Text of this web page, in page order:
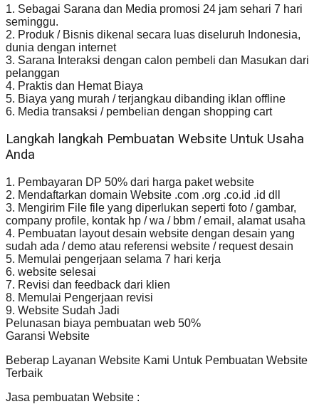
1. Sebagai Sarana dan Media promosi 24 jam sehari 7 hari
seminggu.
2. Produk / Bisnis dikenal secara luas diseluruh Indonesia,
dunia dengan internet
3. Sarana Interaksi dengan calon pembeli dan Masukan dari
pelanggan
4. Praktis dan Hemat Biaya
5. Biaya yang murah / terjangkau dibanding iklan offline
6. Media transaksi / pembelian dengan shopping cart
Langkah langkah Pembuatan Website Untuk Usaha
Anda
1. Pembayaran DP 50% dari harga paket website
2. Mendaftarkan domain Website .com .org .co.id .id dll
3. Mengirim File file yang diperlukan seperti foto / gambar,
company profile, kontak hp / wa / bbm / email, alamat usaha
4. Pembuatan layout desain website dengan desain yang
sudah ada / demo atau referensi website / request desain
5. Memulai pengerjaan selama 7 hari kerja
6. website selesai
7. Revisi dan feedback dari klien
8. Memulai Pengerjaan revisi
9. Website Sudah Jadi
Pelunasan biaya pembuatan web 50%
Garansi Website
Beberap Layanan Website Kami Untuk Pembuatan Website
Terbaik
Jasa pembuatan Website :